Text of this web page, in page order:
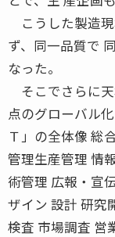
こうした製造
ず、同一品質で
なった。
そこでさらに
点のグローバル
Ｔ」の全体像 総
管理生産管理 情
術管理 広報・宣
ザイン 設計 研究
検査 市場調査 営